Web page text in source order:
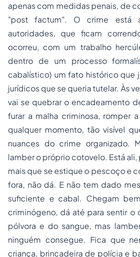
apenas com medidas penais, de
"post factum". O crime está
autoridades, que ficam
ocorreu, com um trabalho
dentro de um processo
cabalístico) um fato histórico que
jurídicos que se queria tutelar. Às
vai se quebrar o encadeamento
furar a malha criminosa, romper
qualquer momento, tão visível
nuances do crime organizado.
lamber o próprio cotovelo. Está
mais que se estique o pescoço e
fora, não dá. E não tem dado
suficiente e cabal. Chegam
criminógeno, dá até para sentir o
pólvora e do sangue, mas
ninguém consegue. Fica que
criança, brincadeira de polícia e